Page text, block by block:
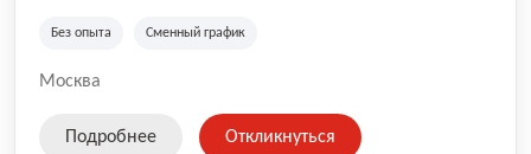
Без опыта Сменный график
Москва
Подробнее Откликнуться